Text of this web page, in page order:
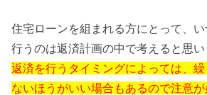
住宅ローンを組まれる方にとって、
行うのは返済計画の中で考えると思
返済を行うタイミングによっては、
ないほうがいい場合もあるので注意が